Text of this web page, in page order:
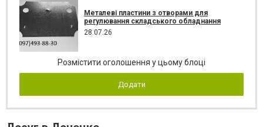
Металеві пластини з отворами для
регулювання складського обладнання
28.07.26
Розмістити оголошення у цьому блоці
Додати